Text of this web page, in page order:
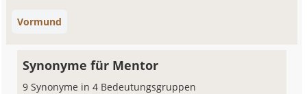
Vormund
Synonyme für Mentor
9 Synonyme in 4 Bedeutungsgruppen